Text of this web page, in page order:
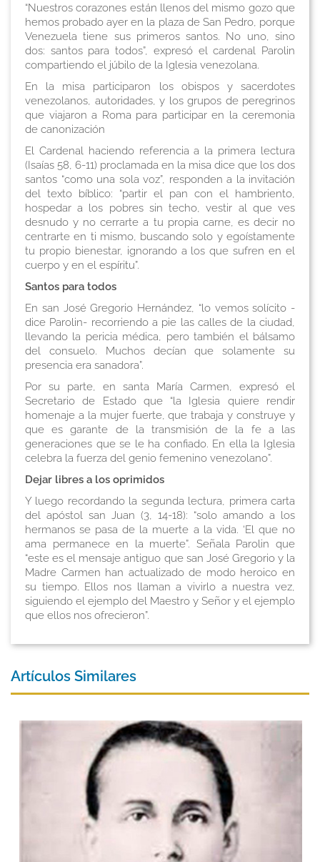
“Nuestros corazones están llenos del mismo gozo que
hemos probado ayer en la plaza de San Pedro, porque
Venezuela tiene sus primeros santos. No uno, sino
dos: santos para todos”, expresó el cardenal Parolin
compartiendo el júbilo de la Iglesia venezolana.
En la misa participaron los obispos y sacerdotes
venezolanos, autoridades, y los grupos de peregrinos
que viajaron a Roma para participar en la ceremonia
de canonización
El Cardenal haciendo referencia a la primera lectura
(Isaías 58, 6-11) proclamada en la misa dice que los dos
santos “como una sola voz”, responden a la invitación
del texto bíblico: “partir el pan con el hambriento,
hospedar a los pobres sin techo, vestir al que ves
desnudo y no cerrarte a tu propia carne, es decir no
centrarte en ti mismo, buscando solo y egoístamente
tu propio bienestar, ignorando a los que sufren en el
cuerpo y en el espíritu”.
Santos para todos
En san José Gregorio Hernández, “lo vemos solícito -
dice Parolin- recorriendo a pie las calles de la ciudad,
llevando la pericia médica, pero también el bálsamo
del consuelo. Muchos decían que solamente su
presencia era sanadora”.
Por su parte, en santa María Carmen, expresó el
Secretario de Estado que “la Iglesia quiere rendir
homenaje a la mujer fuerte, que trabaja y construye y
que es garante de la transmisión de la fe a las
generaciones que se le ha confiado. En ella la Iglesia
celebra la fuerza del genio femenino venezolano”.
Dejar libres a los oprimidos
Y luego recordando la segunda lectura, primera carta
del apóstol san Juan (3, 14-18): “solo amando a los
hermanos se pasa de la muerte a la vida. ‘El que no
ama permanece en la muerte”. Señala Parolin que
“este es el mensaje antiguo que san José Gregorio y la
Madre Carmen han actualizado de modo heroico en
su tiempo. Ellos nos llaman a vivirlo a nuestra vez,
siguiendo el ejemplo del Maestro y Señor y el ejemplo
que ellos nos ofrecieron”.
Artículos Similares